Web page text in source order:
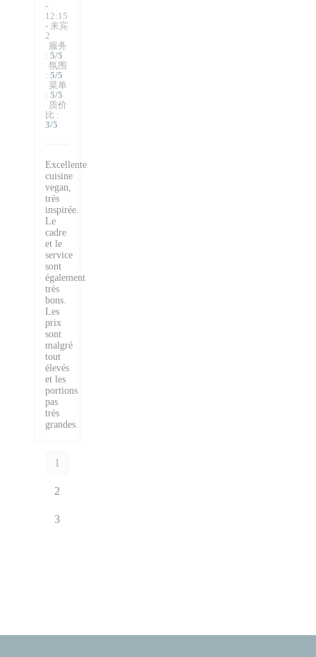
-
12:15
- 来宾
2
服务
: 5/5
氛围
: 5/5
菜单
: 5/5
质价
比 :
3/5
Excellente
cuisine
vegan,
très
inspirée.
Le
cadre
et le
service
sont
également
très
bons.
Les
prix
sont
malgré
tout
élevés
et les
portions
pas
très
grandes.
1
2
3